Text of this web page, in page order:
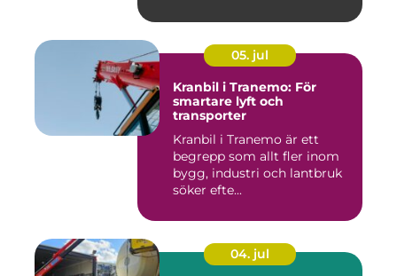
05. jul
Kranbil i Tranemo: För
smartare lyft och
transporter
Kranbil i Tranemo är ett
begrepp som allt fler inom
bygg, industri och lantbruk
söker efte...
04. jul